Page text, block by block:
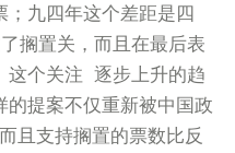
九四年这个差距是四
搁置关，而且在最后表
这个关注 逐步上升的趋
提案不仅重新被中国政
且支持搁置的票数比反